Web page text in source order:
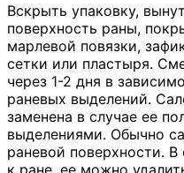
Вскрыть упаковку,
поверхность раны,
марлевой повязки,
сетки или пластыря.
через 1-2 дня в
раневых выделений.
заменена в случае ее
выделениями. Обычно
раневой поверхности. В
к ране, ее можно